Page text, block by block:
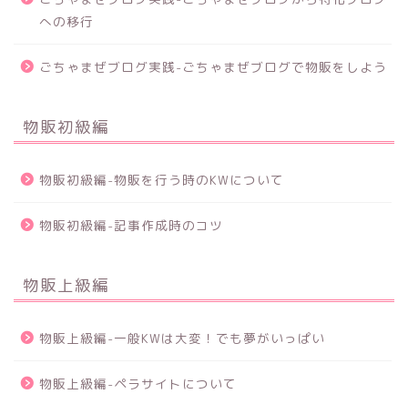
への移行
ごちゃまぜブログ実践-ごちゃまぜブログで物販をしよう
物販初級編
物販初級編-物販を行う時のKWについて
物販初級編-記事作成時のコツ
物販上級編
物販上級編-一般KWは大変！でも夢がいっぱい
物販上級編-ペラサイトについて